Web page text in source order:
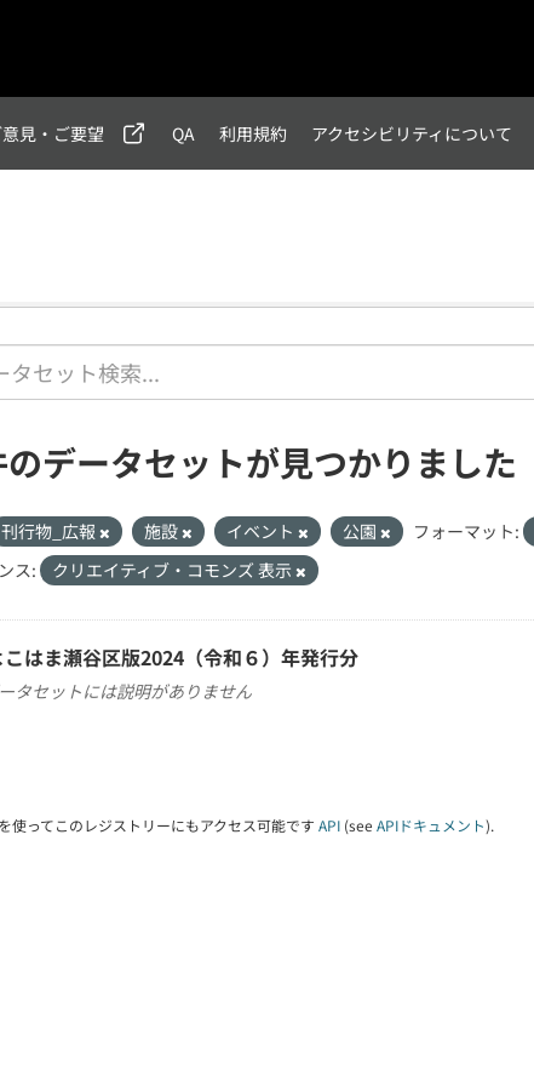
意見・ご要望 QA 利用規約 アクセシビリティについて
のデータセットが見つかりました
刊行物_広報 施設 イベント 公園 フォーマット:
ス:
クリエイティブ・コモンズ 表示
はま瀬谷区版2024（令和６）年発行分
タセットには説明がありません
使ってこのレジストリーにもアクセス可能です API (see APIドキュメント).